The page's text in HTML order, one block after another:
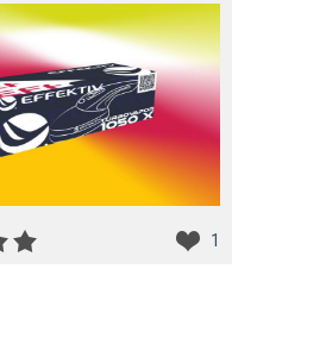
1